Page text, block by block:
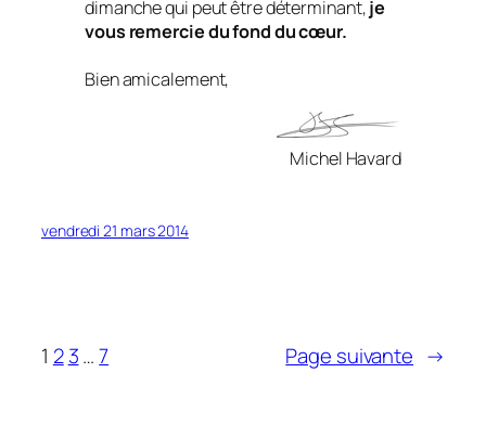
dimanche qui peut être déterminant,je
vous remercie du fond du cœur.
Bien amicalement,
Michel Havard
vendredi 21 mars 2014
1 2 3… 7 Page suivante →